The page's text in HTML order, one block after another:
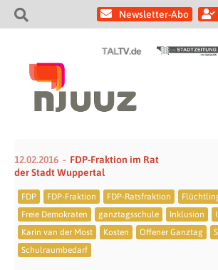
Newsletter-Abo
12.02.2016
FDP-Fraktion im Rat
der Stadt Wuppertal
FDP FDP-Fraktion FDP-Ratsfraktion
Freie Demokraten
ganztagsschule Inklusion
Karin van der Most
Kosten Offener Ganztag
Schulraumbedarf